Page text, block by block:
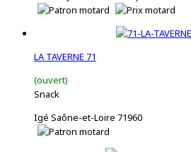
LA TAVERNE 71
(ouvert)
Snack
Igé Saône-et-Loire 71960